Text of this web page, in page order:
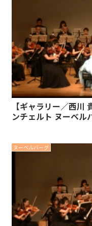
【ギャラリー／西川
ンチェルト ヌーベル
ヌーベルバーグ